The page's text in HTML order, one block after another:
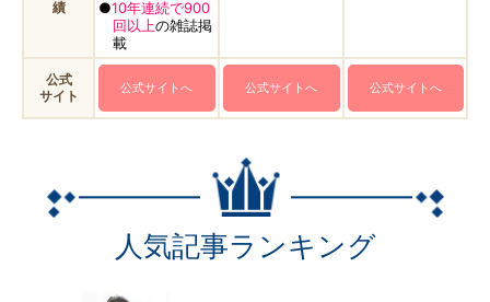
績
●10年連続で900
回以上の雑誌掲
載
公式
サイト
公式サイトへ 公式サイトへ 公式サイトへ
人気記事ランキング